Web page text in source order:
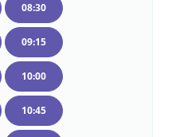
08:30
09:15
10:00
10:45